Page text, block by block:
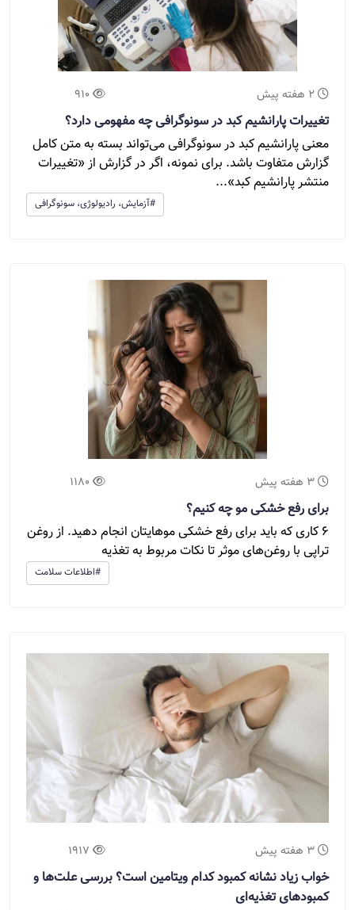
2 هفته پیش 910
تغییرات پارانشیم کبد در سونوگرافی چه مفهومی دارد؟
معنی پارانشیم کبد در سونوگرافی می‌تواند بسته به متن کامل
گزارش متفاوت باشد. برای نمونه، اگر در گزارش از «تغییرات
منتشر پارانشیم کبد»...
#آزمایش، رادیولوژی، سونوگرافی
3 هفته پیش 1180
برای رفع خشکی مو چه کنیم؟
6 کاری که باید برای رفع خشکی موهایتان انجام دهید. از روغن
تراپی با روغن‌های موثر تا نکات مربوط به تغذیه
#اطلاعات سلامت
3 هفته پیش 1917
خواب زیاد نشانه کمبود کدام ویتامین است؟ بررسی علت‌ها و
کمبودهای تغذیه‌ای